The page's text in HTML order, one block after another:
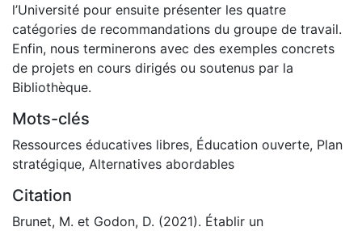
l’Université pour ensuite présenter les quatre
catégories de recommandations du groupe de travail.
Enfin, nous terminerons avec des exemples concrets
de projets en cours dirigés ou soutenus par la
Bibliothèque.
Mots-clés
Ressources éducatives libres, Éducation ouverte, Plan
stratégique, Alternatives abordables
Citation
Brunet, M. et Godon, D. (2021). Établir un